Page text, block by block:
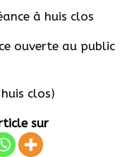
à huis clos
ouverte au public
clos)
sur